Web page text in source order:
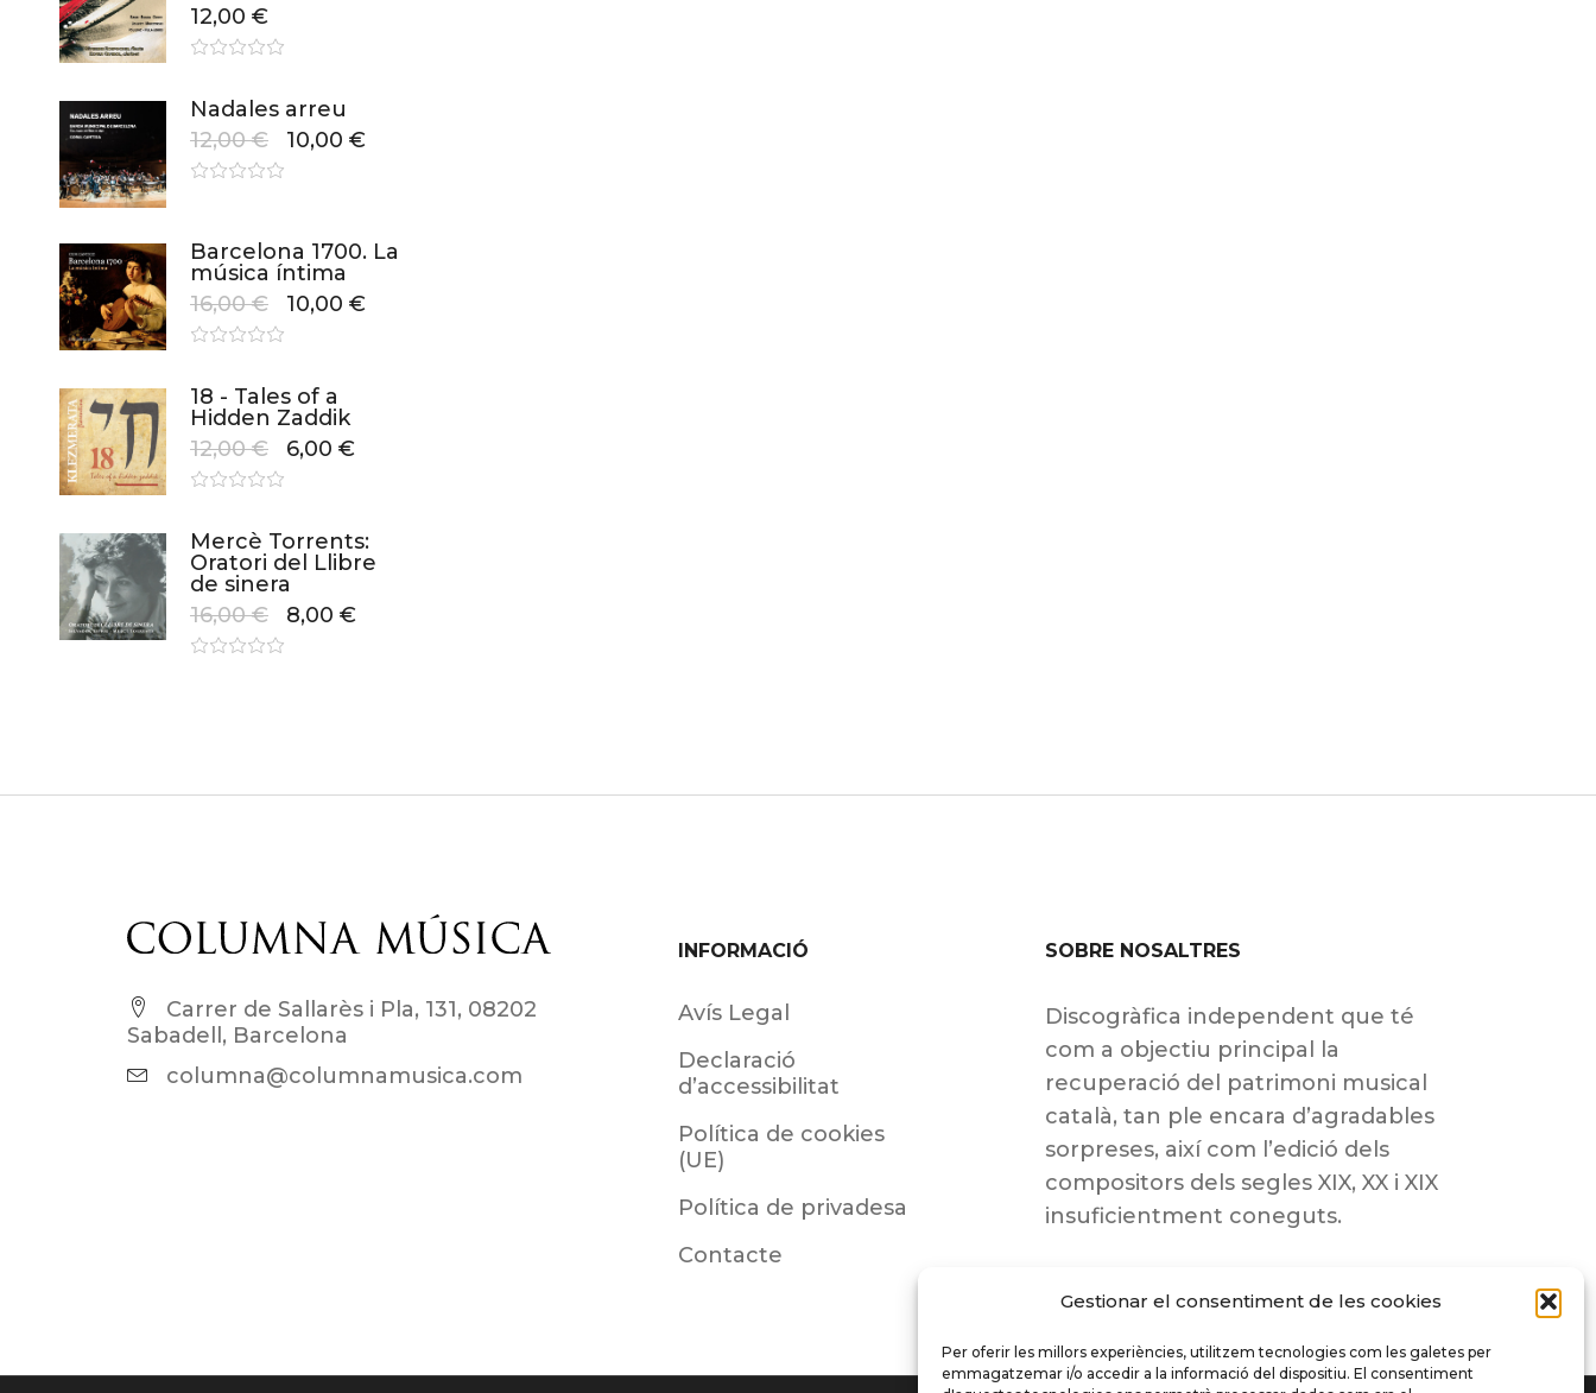
Gestionar el consentiment de les cookies
Per oferir les millors experiències, utilitzem tecnologies com les galetes per
emmagatzemar i/o accedir a la informació del dispositiu. El consentiment
12,00 €
Nadales arreu
12,00€ 10,00 €
Barcelona 1700. La
música íntima
16,00€ 10,00 €
18 - Tales of a
Hidden Zaddik
12,00€ 6,00 €
Mercè Torrents:
Oratori del Llibre
de sinera
16,00€ 8,00 €
Carrer de Sallarès i Pla, 131, 08202
Sabadell, Barcelona
columna@columnamusica.com
INFORMACIÓ
Avís Legal
Declaració
d’accessibilitat
Política de cookies
(UE)
Política de privadesa
Contacte
SOBRE NOSALTRES
Discogràfica independent que té
com a objectiu principal la
recuperació del patrimoni musical
català, tan ple encara d’agradables
sorpreses, així com l’edició dels
compositors dels segles XIX, XX i XIX
insuficientment coneguts.